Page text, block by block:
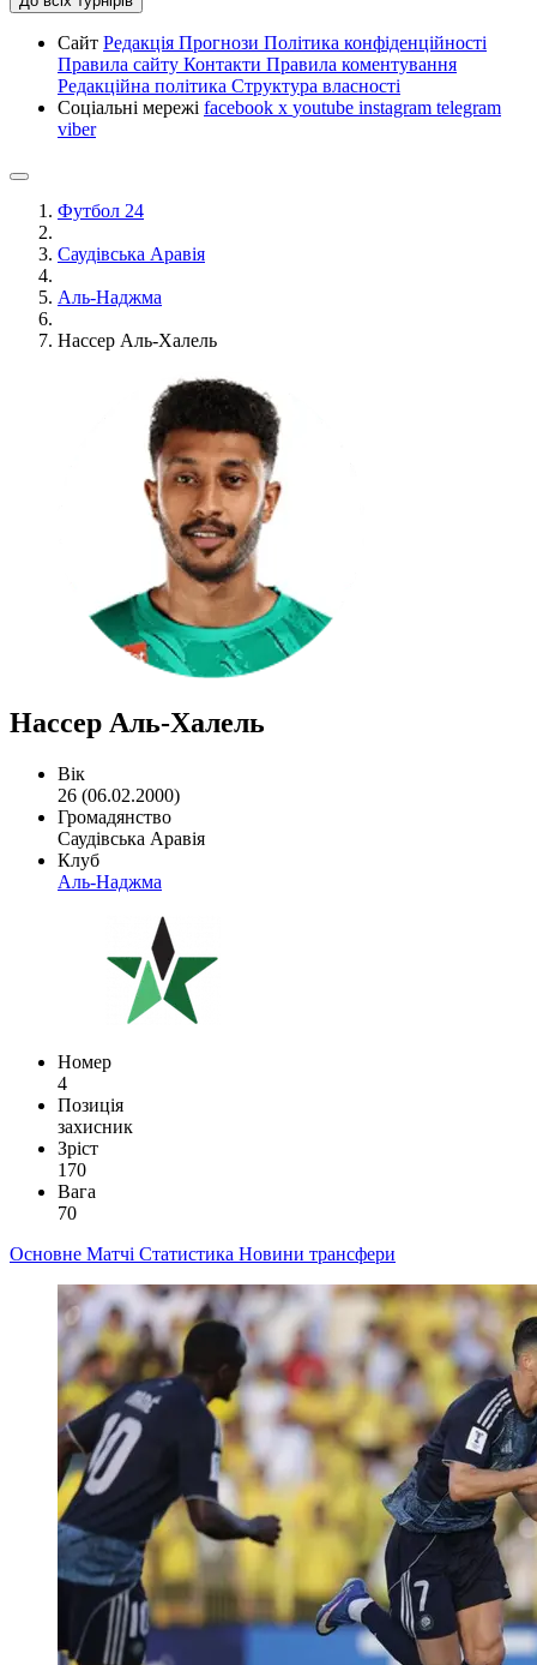
Сайт Редакція Прогнози Політика конфіденційності
Правила сайту Контакти Правила коментування
Редакційна політика Структура власності
Соціальні мережі facebook x youtube instagram telegram
viber
Футбол 24
Саудівська Аравія
Аль-Наджма
Нассер Аль-Халель
Нассер Аль-Халель
Вік
26 (06.02.2000)
Громадянство
Саудівська Аравія
Клуб
Аль-Наджма
Номер
4
Позиція
захисник
Зріст
170
Вага
70
Основне Матчі Статистика Новини трансфери